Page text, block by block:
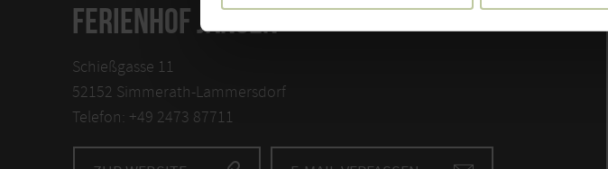
FERIENHOF JANSEN
Schießgasse 11
52152 Simmerath-Lammersdorf
Telefon: +49 2473 87711